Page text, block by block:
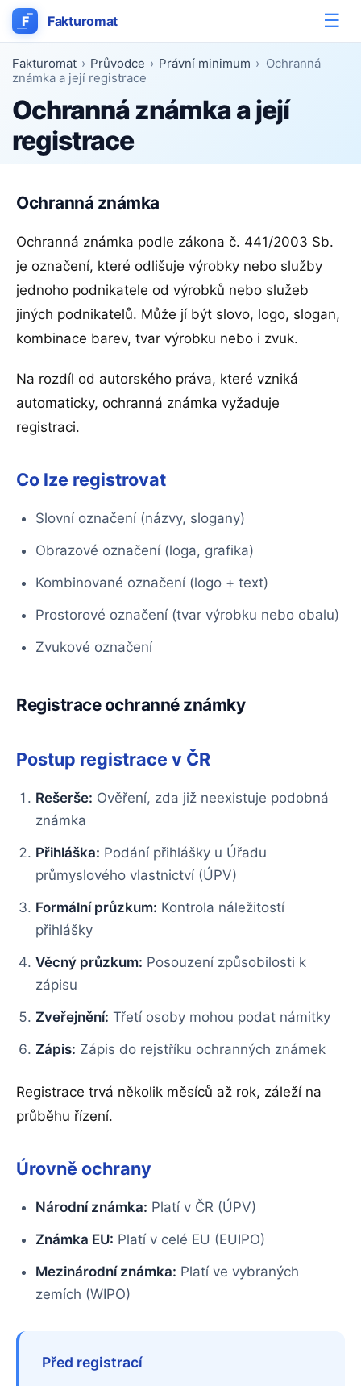
F Fakturomat ☰
Fakturomat › Průvodce › Právní minimum › Ochranná
známka a její registrace
Ochranná známka a její
registrace
Ochranná známka
Ochranná známka podle zákona č. 441/2003 Sb.
je označení, které odlišuje výrobky nebo služby
jednoho podnikatele od výrobků nebo služeb
jiných podnikatelů. Může jí být slovo, logo, slogan,
kombinace barev, tvar výrobku nebo i zvuk.
Na rozdíl od autorského práva, které vzniká
automaticky, ochranná známka vyžaduje
registraci.
Co lze registrovat
Slovní označení (názvy, slogany)
Obrazové označení (loga, grafika)
Kombinované označení (logo + text)
Prostorové označení (tvar výrobku nebo obalu)
Zvukové označení
Registrace ochranné známky
Postup registrace v ČR
Rešerše: Ověření, zda již neexistuje podobná
známka
Přihláška: Podání přihlášky u Úřadu
průmyslového vlastnictví (ÚPV)
Formální průzkum: Kontrola náležitostí
přihlášky
Věcný průzkum: Posouzení způsobilosti k
zápisu
Zveřejnění: Třetí osoby mohou podat námitky
Zápis: Zápis do rejstříku ochranných známek
Registrace trvá několik měsíců až rok, záleží na
průběhu řízení.
Úrovně ochrany
Národní známka: Platí v ČR (ÚPV)
Známka EU: Platí v celé EU (EUIPO)
Mezinárodní známka: Platí ve vybraných
zemích (WIPO)
Před registrací